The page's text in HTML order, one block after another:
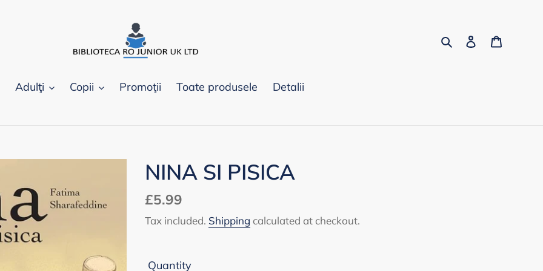
SearchLog in
Adulţi Copii Promoţii Toate produsele Detalii
NINA SI PISICA
Regular
price
£5.99
Tax included. Shipping calculated at checkout.
Quantity